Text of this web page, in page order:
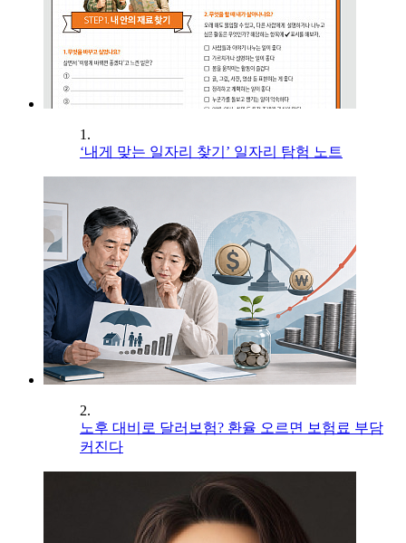
1.
‘내게 맞는 일자리 찾기’ 일자리 탐험 노트
2.
노후 대비로 달러보험? 환율 오르면 보험료 부담
커진다